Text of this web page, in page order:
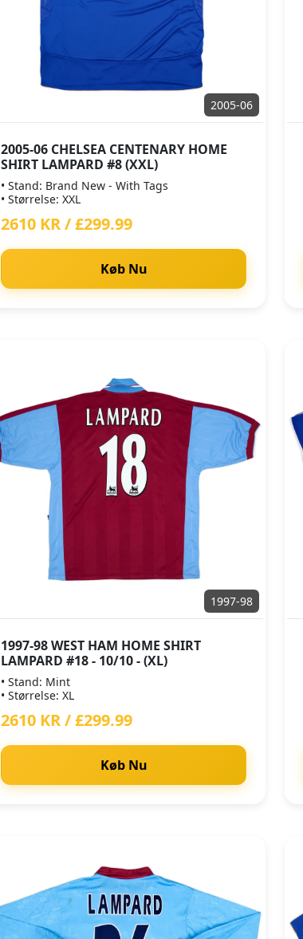
2005-06
2005-06 CHELSEA CENTENARY HOME
SHIRT LAMPARD #8 (XXL)
• Stand: Brand New - With Tags
• Størrelse: XXL
2610 KR / £299.99
Køb Nu
1997-98
1997-98 WEST HAM HOME SHIRT
LAMPARD #18 - 10/10 - (XL)
• Stand: Mint
• Størrelse: XL
2610 KR / £299.99
Køb Nu